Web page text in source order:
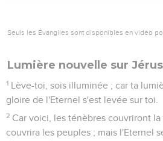
Seuls les Évangiles sont disponibles en vidéo
Lumière nouvelle sur
1 Lève-toi, sois illuminée ; car ta
gloire de l'Eternel s'est levée sur toi.
2 Car voici, les ténèbres couvriront
couvrira les peuples ; mais l'Eternel